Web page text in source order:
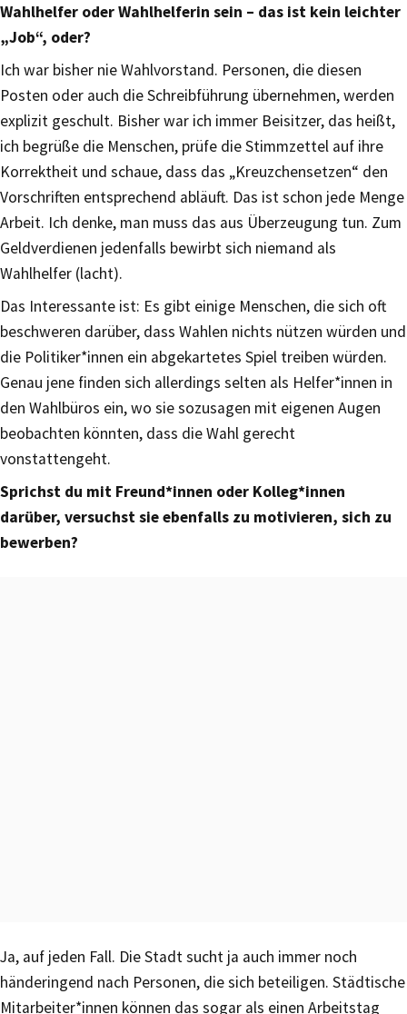
Wahlhelfer oder Wahlhelferin sein – das ist kein leichter
„Job“, oder?
Ich war bisher nie Wahlvorstand. Personen, die diesen
Posten oder auch die Schreibführung übernehmen, werden
explizit geschult. Bisher war ich immer Beisitzer, das heißt,
ich begrüße die Menschen, prüfe die Stimmzettel auf ihre
Korrektheit und schaue, dass das „Kreuzchensetzen“ den
Vorschriften entsprechend abläuft. Das ist schon jede Menge
Arbeit. Ich denke, man muss das aus Überzeugung tun. Zum
Geldverdienen jedenfalls bewirbt sich niemand als
Wahlhelfer (lacht).
Das Interessante ist: Es gibt einige Menschen, die sich oft
beschweren darüber, dass Wahlen nichts nützen würden und
die Politiker*innen ein abgekartetes Spiel treiben würden.
Genau jene finden sich allerdings selten als Helfer*innen in
den Wahlbüros ein, wo sie sozusagen mit eigenen Augen
beobachten könnten, dass die Wahl gerecht
vonstattengeht.
Sprichst du mit Freund*innen oder Kolleg*innen
darüber, versuchst sie ebenfalls zu motivieren, sich zu
bewerben?
Ja, auf jeden Fall. Die Stadt sucht ja auch immer noch
händeringend nach Personen, die sich beteiligen. Städtische
Mitarbeiter*innen können das sogar als einen Arbeitstag